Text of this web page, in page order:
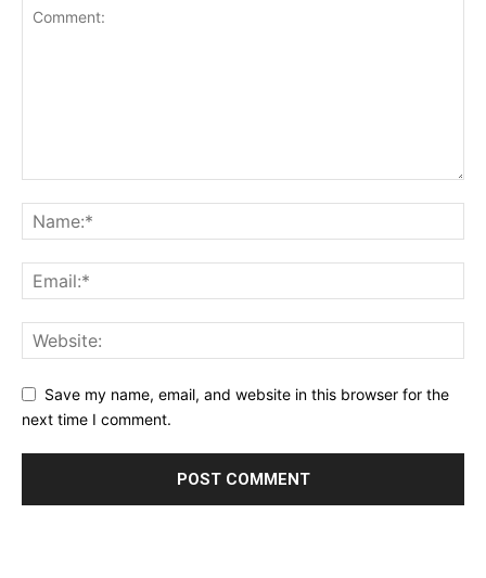
Save my name, email, and website in this browser for the
next time I comment.